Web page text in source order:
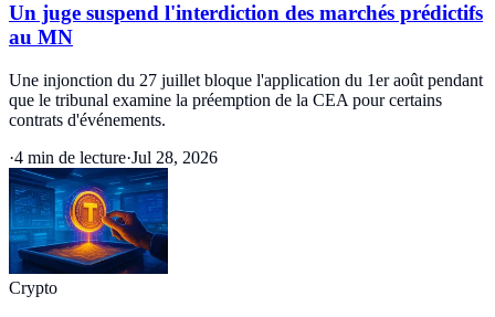
Un juge suspend l'interdiction des marchés prédictifs
au MN
Une injonction du 27 juillet bloque l'application du 1er août pendant
que le tribunal examine la préemption de la CEA pour certains
contrats d'événements.
·4 min de lecture·Jul 28, 2026
Crypto